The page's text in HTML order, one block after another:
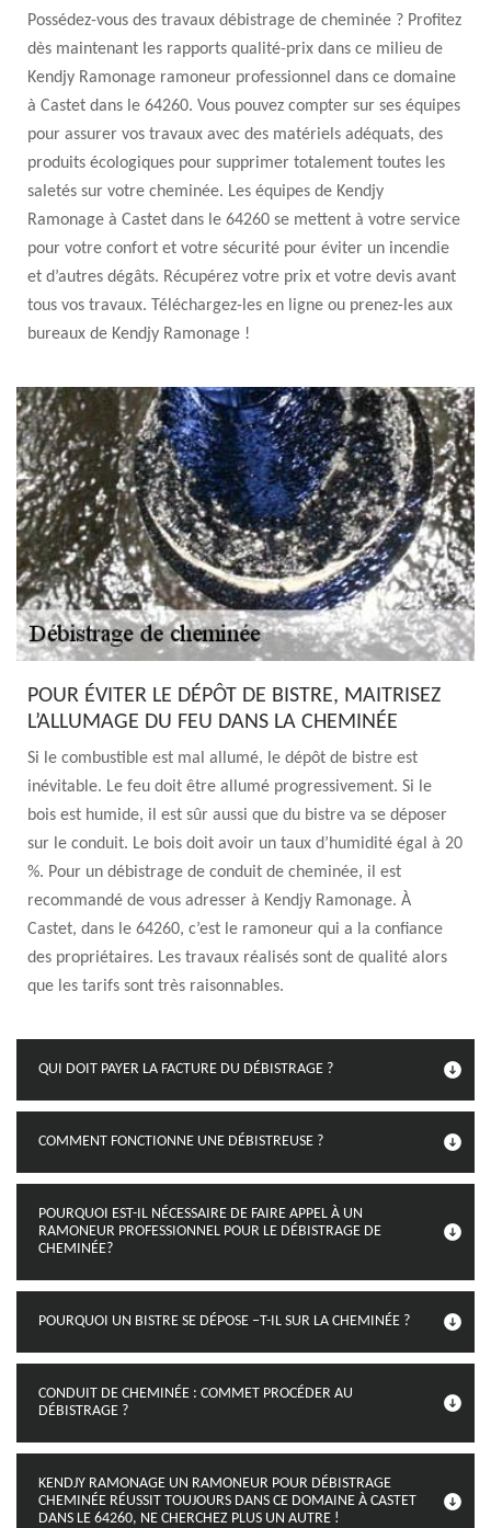
Possédez-vous des travaux débistrage de cheminée ? Profitez
dès maintenant les rapports qualité-prix dans ce milieu de
Kendjy Ramonage ramoneur professionnel dans ce domaine
à Castet dans le 64260. Vous pouvez compter sur ses équipes
pour assurer vos travaux avec des matériels adéquats, des
produits écologiques pour supprimer totalement toutes les
saletés sur votre cheminée. Les équipes de Kendjy
Ramonage à Castet dans le 64260 se mettent à votre service
pour votre confort et votre sécurité pour éviter un incendie
et d’autres dégâts. Récupérez votre prix et votre devis avant
tous vos travaux. Téléchargez-les en ligne ou prenez-les aux
bureaux de Kendjy Ramonage !
POUR ÉVITER LE DÉPÔT DE BISTRE, MAITRISEZ
L’ALLUMAGE DU FEU DANS LA CHEMINÉE
Si le combustible est mal allumé, le dépôt de bistre est
inévitable. Le feu doit être allumé progressivement. Si le
bois est humide, il est sûr aussi que du bistre va se déposer
sur le conduit. Le bois doit avoir un taux d’humidité égal à 20
%. Pour un débistrage de conduit de cheminée, il est
recommandé de vous adresser à Kendjy Ramonage. À
Castet, dans le 64260, c’est le ramoneur qui a la confiance
des propriétaires. Les travaux réalisés sont de qualité alors
que les tarifs sont très raisonnables.
QUI DOIT PAYER LA FACTURE DU DÉBISTRAGE ?
COMMENT FONCTIONNE UNE DÉBISTREUSE ?
POURQUOI EST-IL NÉCESSAIRE DE FAIRE APPEL À UN
RAMONEUR PROFESSIONNEL POUR LE DÉBISTRAGE DE
CHEMINÉE?
POURQUOI UN BISTRE SE DÉPOSE –T-IL SUR LA CHEMINÉE ?
CONDUIT DE CHEMINÉE : COMMET PROCÉDER AU
DÉBISTRAGE ?
KENDJY RAMONAGE UN RAMONEUR POUR DÉBISTRAGE
CHEMINÉE RÉUSSIT TOUJOURS DANS CE DOMAINE À CASTET
DANS LE 64260, NE CHERCHEZ PLUS UN AUTRE !